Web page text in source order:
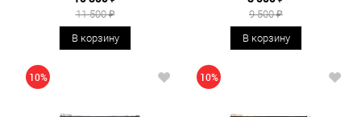
11 500 ₽
В корзину
9 500 ₽
В корзину
10% 10%